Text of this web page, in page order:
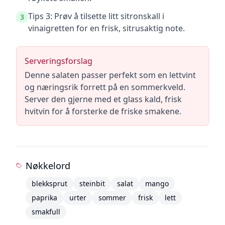
3 Tips 3: Prøv å tilsette litt sitronskall i
vinaigretten for en frisk, sitrusaktig note.
Serveringsforslag
Denne salaten passer perfekt som en lettvint
og næringsrik forrett på en sommerkveld.
Server den gjerne med et glass kald, frisk
hvitvin for å forsterke de friske smakene.
Nøkkelord
blekksprut steinbit salat
mango
paprika
urter sommer frisk
lett
smakfull